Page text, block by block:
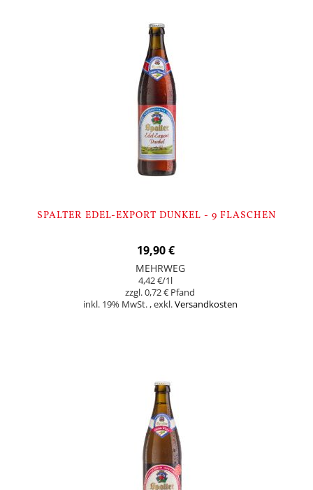
SPALTER EDEL-EXPORT DUNKEL - 9 FLASCHEN
19,90 €
MEHRWEG
4,42 €/1l
0,72 €
inkl. 19% MwSt. ,exkl.Versandkosten